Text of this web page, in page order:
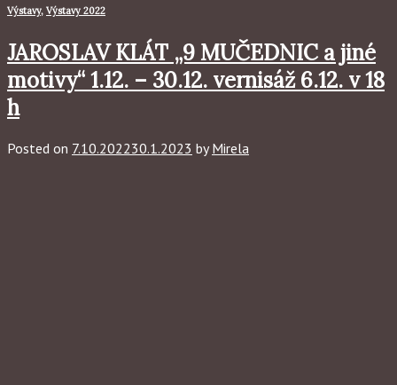
Výstavy, Výstavy 2022
JAROSLAV KLÁT „9 MUČEDNIC a jiné
motivy“ 1.12. – 30.12. vernisáž 6.12. v 18
h
Posted on 7.10.202230.1.2023 byMirela